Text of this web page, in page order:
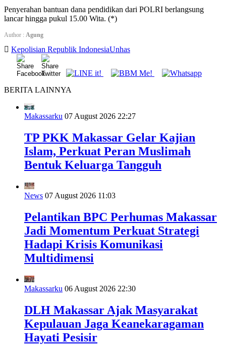
Penyerahan bantuan dana pendidikan dari POLRI berlangsung
lancar hingga pukul 15.00 Wita. (*)
Author : Agung
Kepolisian Republik IndonesiaUnhas
BERITA LAINNYA
Makassarku 07 August 2026 22:27
TP PKK Makassar Gelar Kajian
Islam, Perkuat Peran Muslimah
Bentuk Keluarga Tangguh
News 07 August 2026 11:03
Pelantikan BPC Perhumas Makassar
Jadi Momentum Perkuat Strategi
Hadapi Krisis Komunikasi
Multidimensi
Makassarku 06 August 2026 22:30
DLH Makassar Ajak Masyarakat
Kepulauan Jaga Keanekaragaman
Hayati Pesisir